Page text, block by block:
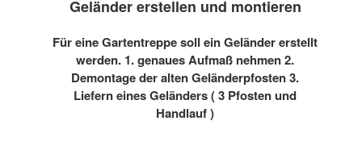
Geländer erstellen und montieren
Für eine Gartentreppe soll ein Geländer erstellt
werden. 1. genaues Aufmaß nehmen 2.
Demontage der alten Geländerpfosten 3.
Liefern eines Geländers ( 3 Pfosten und
Handlauf )